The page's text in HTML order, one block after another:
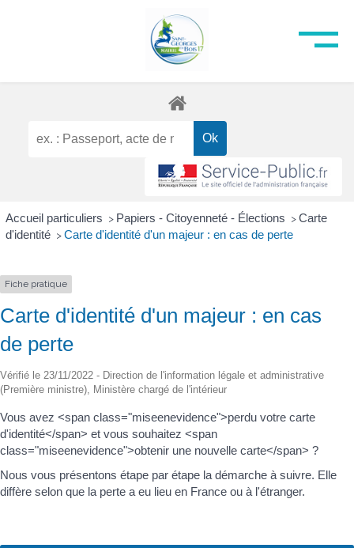
Accueil particuliers > Papiers - Citoyenneté - Élections > Carte
d'identité > Carte d'identité d'un majeur : en cas de perte
Fiche pratique
Carte d'identité d'un majeur : en cas
de perte
Vérifié le 23/11/2022 - Direction de l'information légale et administrative
(Première ministre), Ministère chargé de l'intérieur
Vous avez <span class="miseenevidence">perdu votre carte
d'identité</span> et vous souhaitez <span
class="miseenevidence">obtenir une nouvelle carte</span> ?
Nous vous présentons étape par étape la démarche à suivre. Elle
diffère selon que la perte a eu lieu en France ou à l'étranger.